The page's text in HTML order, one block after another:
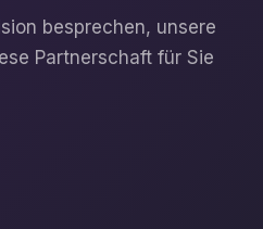
besprechen, unsere
Partnerschaft für Sie